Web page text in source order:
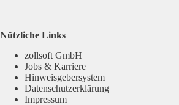
Nützliche Links
zollsoft GmbH
Jobs & Karriere
Hinweisgebersystem
Datenschutzerklärung
Impressum